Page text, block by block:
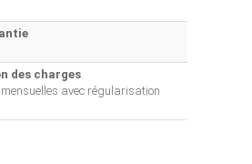
des charges
avec régularisation